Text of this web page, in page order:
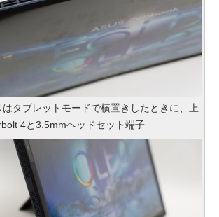
タブレットモードで横置きしたときに、上
4と3.5mmヘッドセット端子